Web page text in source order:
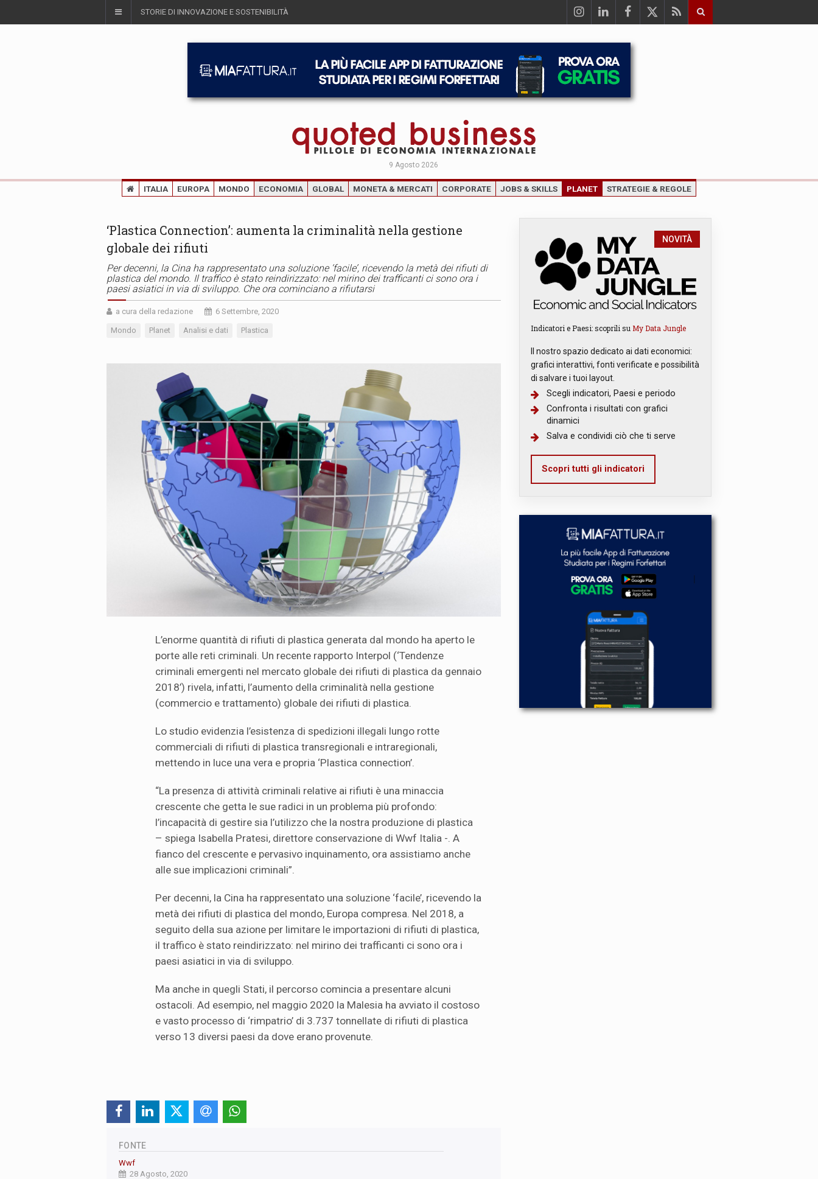
STORIE DI INNOVAZIONE E SOSTENIBILITÀ
9 Agosto 2026
ITALIA EUROPA MONDO ECONOMIA GLOBAL MONETA & MERCATI CORPORATE JOBS & SKILLS PLANET STRATEGIE & REGOLE
‘Plastica Connection’: aumenta la criminalità nella gestione
globale dei rifiuti
Per decenni, la Cina ha rappresentato una soluzione ‘facile’, ricevendo la metà dei rifiuti di
plastica del mondo. Il traffico è stato reindirizzato: nel mirino dei trafficanti ci sono ora i
paesi asiatici in via di sviluppo. Che ora cominciano a rifiutarsi
a cura della redazione 6 Settembre, 2020
Mondo Planet Analisi e dati Plastica
L’enorme quantità di rifiuti di plastica generata dal mondo ha aperto le
porte alle reti criminali. Un recente rapporto Interpol (‘Tendenze
criminali emergenti nel mercato globale dei rifiuti di plastica da gennaio
2018’) rivela, infatti, l’aumento della criminalità nella gestione
(commercio e trattamento) globale dei rifiuti di plastica.
Lo studio evidenzia l’esistenza di spedizioni illegali lungo rotte
commerciali di rifiuti di plastica transregionali e intraregionali,
mettendo in luce una vera e propria ‘Plastica connection’.
“La presenza di attività criminali relative ai rifiuti è una minaccia
crescente che getta le sue radici in un problema più profondo:
l’incapacità di gestire sia l’utilizzo che la nostra produzione di plastica
– spiega Isabella Pratesi, direttore conservazione di Wwf Italia -. A
fianco del crescente e pervasivo inquinamento, ora assistiamo anche
alle sue implicazioni criminali”.
Per decenni, la Cina ha rappresentato una soluzione ‘facile’, ricevendo la
metà dei rifiuti di plastica del mondo, Europa compresa. Nel 2018, a
seguito della sua azione per limitare le importazioni di rifiuti di plastica,
il traffico è stato reindirizzato: nel mirino dei trafficanti ci sono ora i
paesi asiatici in via di sviluppo.
Ma anche in quegli Stati, il percorso comincia a presentare alcuni
ostacoli. Ad esempio, nel maggio 2020 la Malesia ha avviato il costoso
e vasto processo di ‘rimpatrio’ di 3.737 tonnellate di rifiuti di plastica
verso 13 diversi paesi da dove erano provenute.
FONTE
Wwf
28 Agosto, 2020
NOVITÀ
Indicatori e Paesi: scoprili su My Data Jungle
Il nostro spazio dedicato ai dati economici:
grafici interattivi, fonti verificate e possibilità
di salvare i tuoi layout.
Scegli indicatori, Paesi e periodo
Confronta i risultati con grafici
dinamici
Salva e condividi ciò che ti serve
Scopri tutti gli indicatori